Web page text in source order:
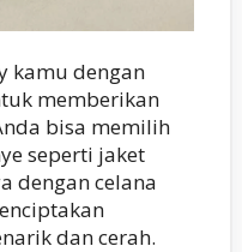
kamu dengan
memberikan
bisa memilih
seperti jaket
dengan celana
dan cerah.